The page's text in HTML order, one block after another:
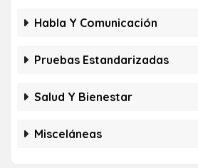
Habla Y Comunicación
Pruebas Estandarizadas
Salud Y Bienestar
Misceláneas